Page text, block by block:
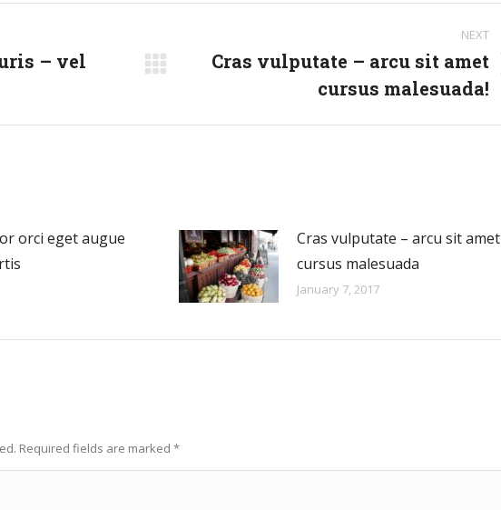
– vel
NEXT
Next
Cras vulputate – arcu sit amet
cursus malesuada!
orci eget augue
Cras vulputate – arcu sit amet
cursus malesuada
January 7, 2017
Required fields are marked *